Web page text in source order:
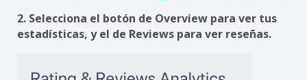
2. Selecciona el botón de Overview para ver tus
estadísticas, y el de Reviews para ver reseñas.